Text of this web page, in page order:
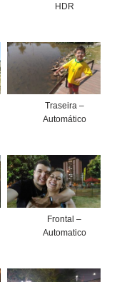
HDR
Traseira –
Automático
Frontal –
Automatico